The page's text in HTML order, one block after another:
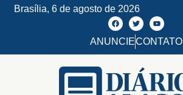
Brasília, 6 de agosto de 2026
ANUNCIECONTATO